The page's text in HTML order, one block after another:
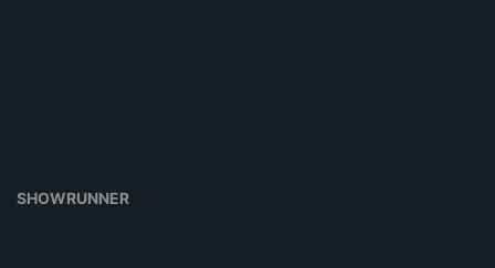
SHOWRUNNER